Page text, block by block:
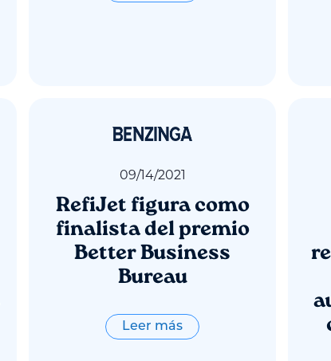
09/14/2021
RefiJet figura como
finalista del premio
Better Business
Bureau
Leer más